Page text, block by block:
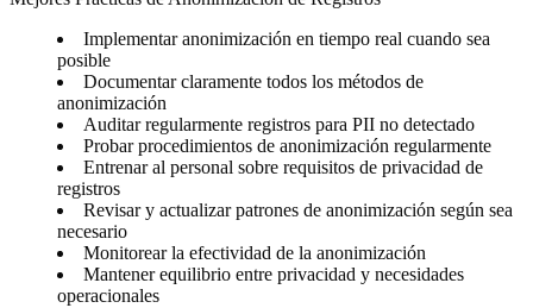
Implementar anonimización en tiempo real cuando sea
posible
Documentar claramente todos los métodos de
anonimización
Auditar regularmente registros para PII no detectado
Probar procedimientos de anonimización regularmente
Entrenar al personal sobre requisitos de privacidad de
registros
Revisar y actualizar patrones de anonimización según sea
necesario
Monitorear la efectividad de la anonimización
Mantener equilibrio entre privacidad y necesidades
operacionales